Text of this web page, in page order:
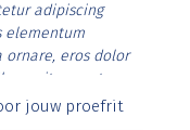
adipiscing
elementum
ornare, eros dolor
vitae erat.
id rutrum lorem
jouw proefrit